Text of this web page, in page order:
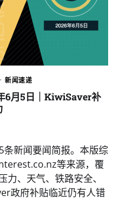
新闻速递
6月5日｜KiwiSaver补
新闻要闻简报。本版综
等来源，覆
、天气、铁路安全、
政府补贴临近仍有人错